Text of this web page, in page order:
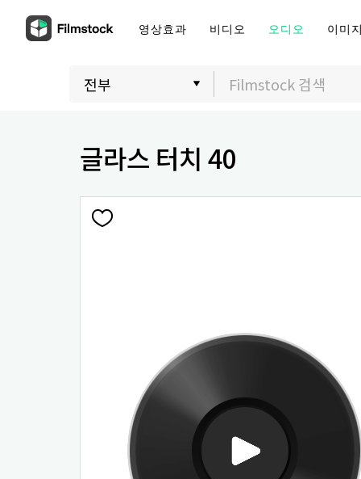
영상효과 비디오 오디오 이미
글라스 터치 40